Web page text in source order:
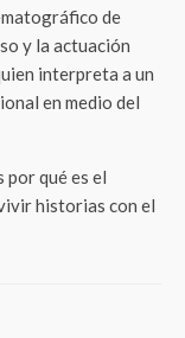
de
y la actuación
interpreta a un
en medio del
por qué es el
historias con el